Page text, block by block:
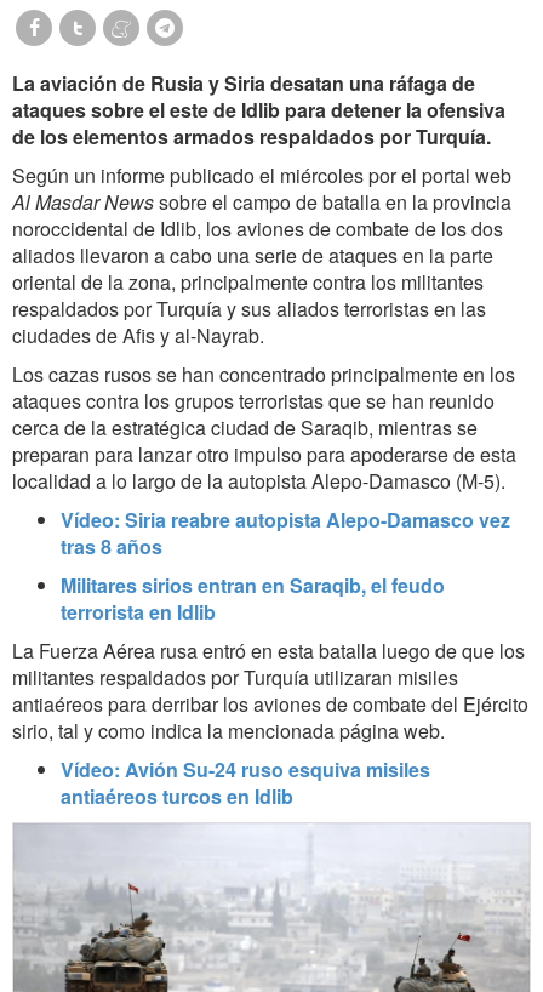
La aviación de Rusia y Siria desatan una ráfaga de
ataques sobre el este de Idlib para detener la ofensiva
de los elementos armados respaldados por Turquía.
Según un informe publicado el miércoles por el portal web
Al Masdar Newssobre el campo de batalla en la provincia
noroccidental de Idlib, los aviones de combate de los dos
aliados llevaron a cabo una serie de ataques en la parte
oriental de la zona, principalmente contra los militantes
respaldados por Turquía y sus aliados terroristas en las
ciudades de Afis y al-Nayrab.
Los cazas rusos se han concentrado principalmente en los
ataques contra los grupos terroristas que se han reunido
cerca de la estratégica ciudad de Saraqib, mientras se
preparan para lanzar otro impulso para apoderarse de esta
localidad a lo largo de la autopista Alepo-Damasco (M-5).
Vídeo: Siria reabre autopista Alepo-Damasco vez
tras 8 años
Militares sirios entran en Saraqib, el feudo
terrorista en Idlib
La Fuerza Aérea rusa entró en esta batalla luego de que los
militantes respaldados por Turquía utilizaran misiles
antiaéreos para derribar los aviones de combate del Ejército
sirio, tal y como indica la mencionada página web.
Vídeo: Avión Su-24 ruso esquiva misiles
antiaéreos turcos en Idlib